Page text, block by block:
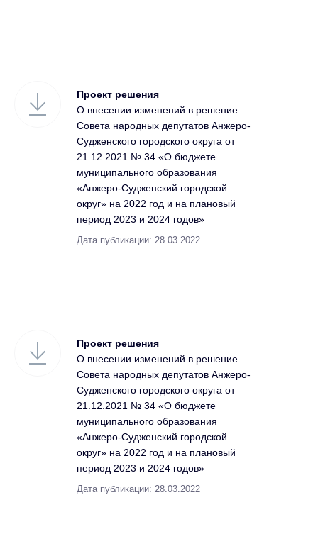
Проект решения
О внесении изменений в решение
Совета народных депутатов Анжеро-
Судженского городского округа от
21.12.2021 № 34 «О бюджете
муниципального образования
«Анжеро-Судженский городской
округ» на 2022 год и на плановый
период 2023 и 2024 годов»
Дата публикации: 28.03.2022
Проект решения
О внесении изменений в решение
Совета народных депутатов Анжеро-
Судженского городского округа от
21.12.2021 № 34 «О бюджете
муниципального образования
«Анжеро-Судженский городской
округ» на 2022 год и на плановый
период 2023 и 2024 годов»
Дата публикации: 28.03.2022